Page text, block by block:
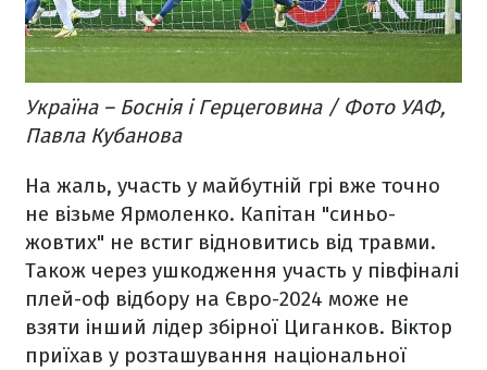
Україна – Боснія і Герцеговина / Фото УАФ,
Павла Кубанова
На жаль, участь у майбутній грі вже точно
не візьме Ярмоленко. Капітан "синьо-
жовтих" не встиг відновитись від травми.
Також через ушкодження участь у півфіналі
плей-оф відбору на Євро-2024 може не
взяти інший лідер збірної Циганков. Віктор
приїхав у розташування національної